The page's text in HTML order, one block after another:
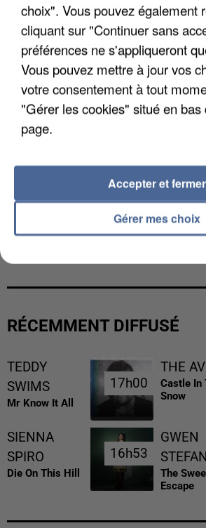
UNE TOURISTE DE L’OISE
RÉCEMMENT DIFFUSÉ
TEDDY
SWIMS
Mr Know It All
17h00
17h00
THE
Castle In
Snow
SIENNA
SPIRO
Die On This Hill
16h53
16h53
GWEN
STEFANI
The
Escape
choix". Vous pouvez également
cliquant sur "Continuer sans
préférences ne s'appliqueront
Vous pouvez mettre à jour vos
votre consentement à tout
"Gérer les cookies" situé en bas
page.
Gérer mes choix
Accepter et fermer